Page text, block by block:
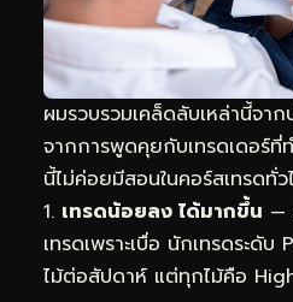
ผมรวบรวมเคล็ดลับเหล่านี้จา
จากการพูดคุยกับเทรดเดอร์ที่
นี้ไม่ค่อยมีสอนในคอร์สเทรดทั่ว
เทรดน้อยลง ได้มากขึ้น —
เทรดเพราะเบื่อ นักเทรดระดั
ไม้ต่อสัปดาห์ แต่ทุกไม้คือ